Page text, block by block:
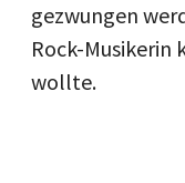
gezwungen
Rock-Musikerin
wollte.